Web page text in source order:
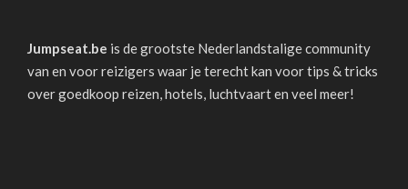
Jumpseat.be is de grootste Nederlandstalige community
van en voor reizigers waar je terecht kan voor tips & tricks
over goedkoop reizen, hotels, luchtvaart en veel meer!